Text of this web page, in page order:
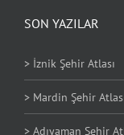
SON YAZILAR
> İznik Şehir Atlası
> Mardin Şehir
> Adıyaman Şehir